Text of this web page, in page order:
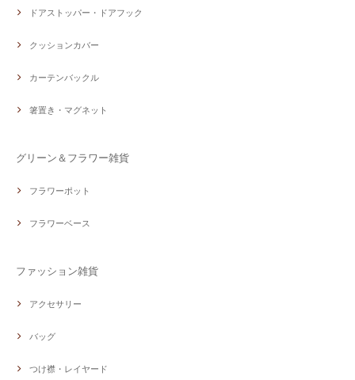
ドアストッパー・ドアフック
クッションカバー
カーテンバックル
箸置き・マグネット
グリーン＆フラワー雑貨
フラワーポット
フラワーベース
ファッション雑貨
アクセサリー
バッグ
つけ襟・レイヤード